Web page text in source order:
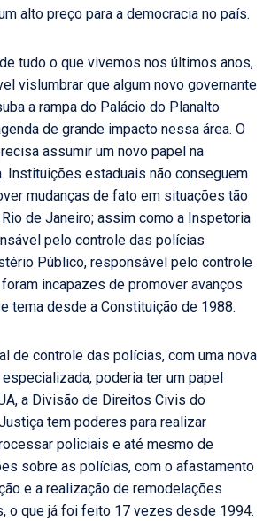
alto preço para a democracia no país.
tudo o que vivemos nos últimos anos,
vislumbrar que algum novo governante
a rampa do Palácio do Planalto
de grande impacto nessa área. O
assumir um novo papel na
Instituições estaduais não conseguem
mudanças de fato em situações tão
de Janeiro; assim como a Inspetoria
pelo controle das polícias
Público, responsável pelo controle
incapazes de promover avanços
tema desde a Constituição de 1988.
de controle das polícias, com uma nova
poderia ter um papel
a Divisão de Direitos Civis do
tem poderes para realizar
policiais e até mesmo de
sobre as polícias, com o afastamento
e a realização de remodelações
o que já foi feito 17 vezes desde 1994.